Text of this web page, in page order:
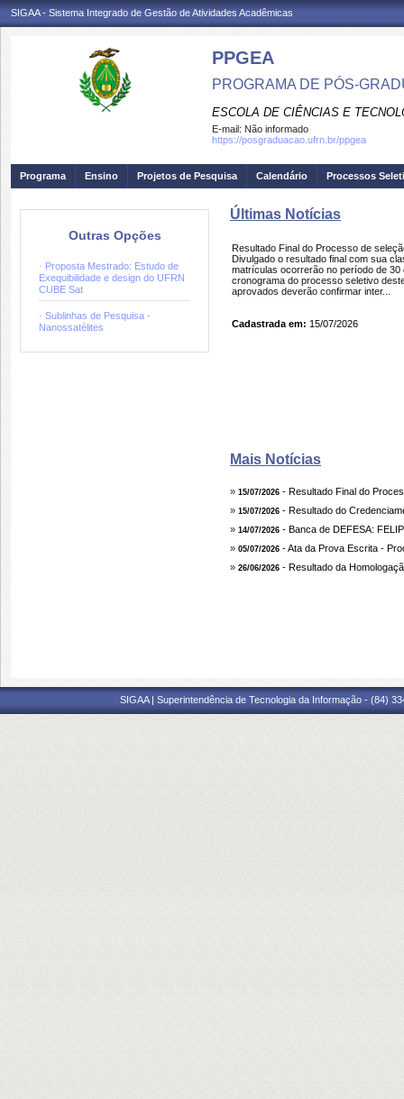
SIGAA - Sistema Integrado de Gestão de Atividades Acadêmicas
PPGEA
PROGRAMA DE PÓS-
ESCOLA DE CIÊNCIAS E
E-mail: Não informado
https://posgraduacao.ufrn.br/ppgea
Programa Ensino Projetos de Pesquisa Calendário Processos
Outras Opções
· Proposta Mestrado: Estudo de
Exequibilidade e design do UFRN
CUBE Sat
· Sublinhas de Pesquisa -
Nanossatélites
Últimas Notícias
Resultado Final do Processo de
Divulgado o resultado final com sua
matrículas ocorrerão no período de 30
cronograma do processo seletivo
aprovados deverão confirmar inter...
Cadastrada em: 15/07/2026
Mais Notícias
» 15/07/2026 - Resultado Final do
» 15/07/2026 - Resultado do
» 14/07/2026 - Banca de DEFESA:
» 05/07/2026 - Ata da Prova Escrita -
» 26/06/2026 - Resultado da
SIGAA | Superintendência de Tecnologia da Informação - (84)